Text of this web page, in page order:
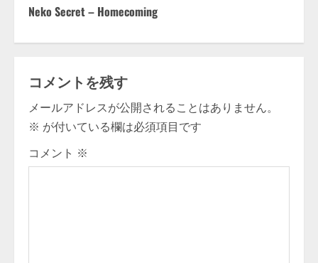
o
n
t
i
n
u
Neko Secret – Homecoming
コメントを残す
メールアドレスが公開されることはありません。
※ が付いている欄は必須項目です
コメント ※